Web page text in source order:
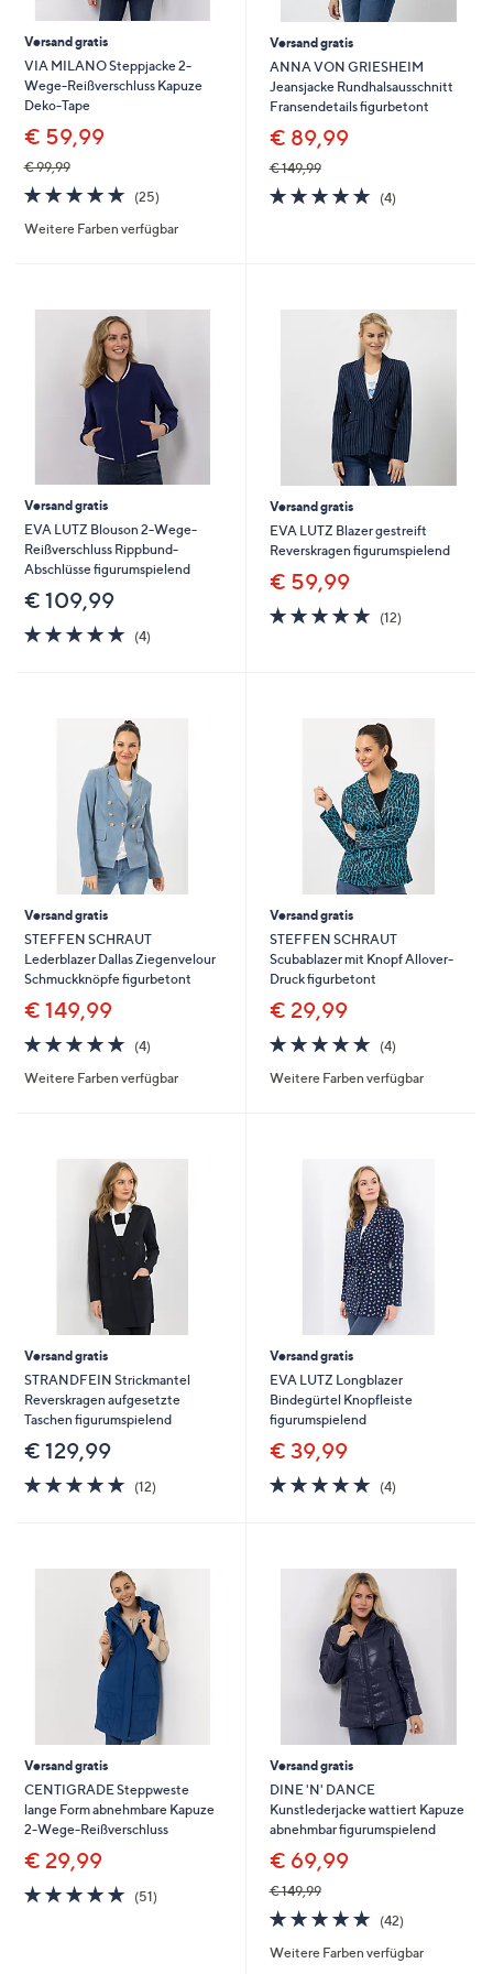
Versand gratis
VIA MILANO Steppjacke 2-
Wege-Reißverschluss Kapuze
Deko-Tape
€ 59,99
€ 99,99
4.8
von
5
(25)25
Weitere Farben verfügbar
Versand gratis
ANNA VON GRIESHEIM
Jeansjacke Rundhalsausschnitt
Fransendetails figurbetont
€ 89,99
€ 149,99
4.8
von
(4)4
Versand gratis
EVA LUTZ Blouson 2-Wege-
Reißverschluss Rippbund-
Abschlüsse figurumspielend
€ 109,99
4.8
von
(4)4
Versand gratis
EVA LUTZ Blazer gestreift
Reverskragen figurumspielend
€ 59,99
4.8
von
(12)12
Versand gratis
STEFFEN SCHRAUT
Lederblazer Dallas Ziegenvelour
Schmuckknöpfe figurbetont
€ 149,99
4.8
von
5
(4)
Weitere Farben verfügbar
Versand gratis
STEFFEN SCHRAUT
Scubablazer mit Knopf Allover-
Druck figurbetont
€ 29,99
4.8
von
5
(4)4
Weitere Farben verfügbar
Versand gratis
STRANDFEIN Strickmantel
Reverskragen aufgesetzte
Taschen figurumspielend
€ 129,99
4.8
von
(12)
Versand gratis
EVA LUTZ Longblazer
Bindegürtel Knopfleiste
figurumspielend
€ 39,99
4.8
von
(4)4
Versand gratis
CENTIGRADE Steppweste
lange Form abnehmbare Kapuze
2-Wege-Reißverschluss
€ 29,99
4.7
von
(51)
Versand gratis
DINE 'N' DANCE
Kunstlederjacke wattiert Kapuze
abnehmbar figurumspielend
€ 69,99
€ 149,99
4.7
von
5
(42)42
Weitere Farben verfügbar